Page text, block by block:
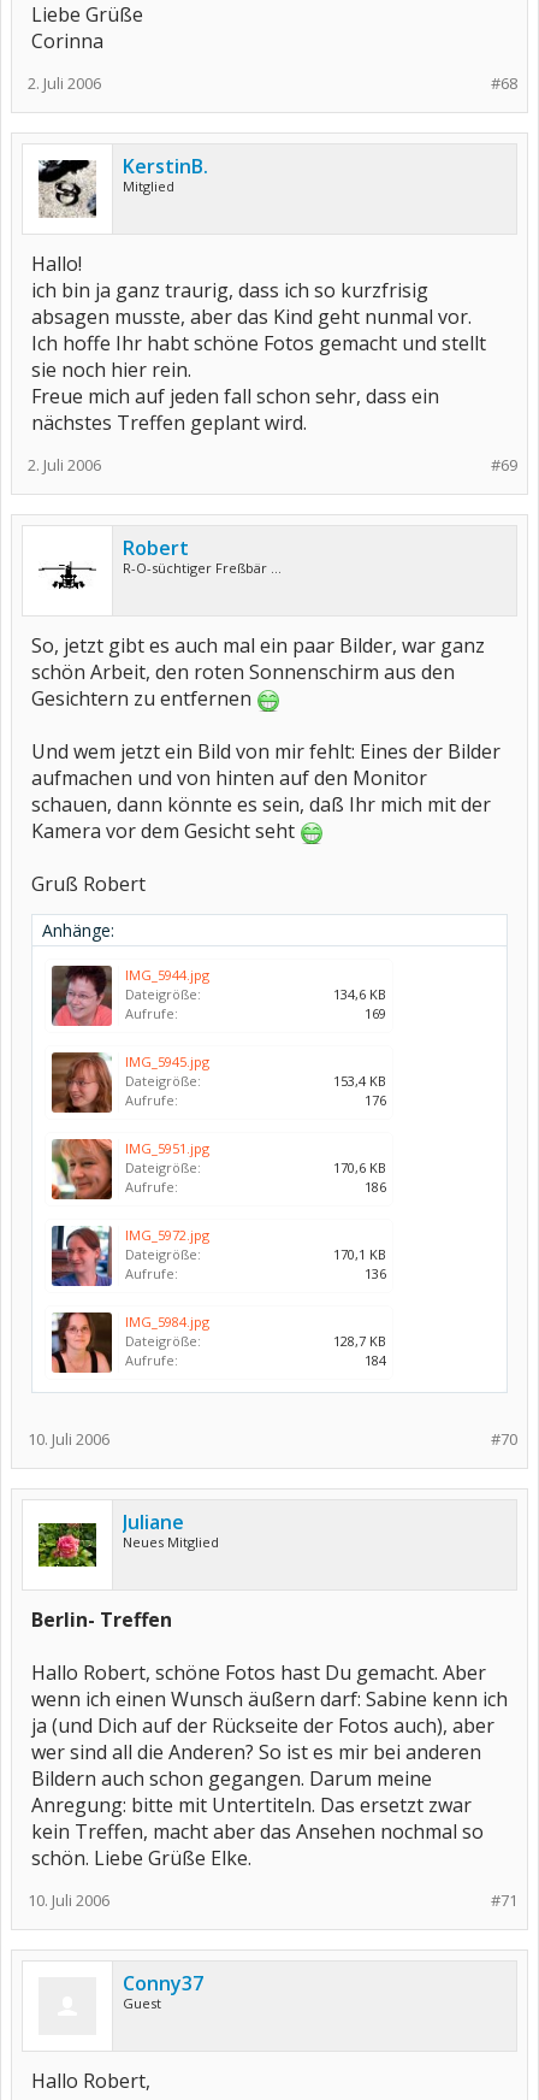
Liebe Grüße
Corinna
#68
2. Juli 2006
KerstinB.
Mitglied
Hallo!
ich bin ja ganz traurig, dass ich so kurzfrisig
absagen musste, aber das Kind geht nunmal vor.
Ich hoffe Ihr habt schöne Fotos gemacht und stellt
sie noch hier rein.
Freue mich auf jeden fall schon sehr, dass ein
nächstes Treffen geplant wird.
#69
2. Juli 2006
Robert
R-O-süchtiger Freßbär ...
So, jetzt gibt es auch mal ein paar Bilder, war ganz
schön Arbeit, den roten Sonnenschirm aus den
Gesichtern zu entfernen
Und wem jetzt ein Bild von mir fehlt: Eines der Bilder
aufmachen und von hinten auf den Monitor
schauen, dann könnte es sein, daß Ihr mich mit der
Kamera vor dem Gesicht seht
Gruß Robert
Anhänge:
IMG_5944.jpg
Dateigröße:
134,6 KB
Aufrufe:
169
IMG_5945.jpg
Dateigröße:
153,4 KB
Aufrufe:
176
IMG_5951.jpg
Dateigröße:
170,6 KB
Aufrufe:
186
IMG_5972.jpg
Dateigröße:
170,1 KB
Aufrufe:
136
IMG_5984.jpg
Dateigröße:
128,7 KB
Aufrufe:
184
#70
10. Juli 2006
Juliane
Neues Mitglied
Berlin- Treffen
Hallo Robert, schöne Fotos hast Du gemacht. Aber
wenn ich einen Wunsch äußern darf: Sabine kenn ich
ja (und Dich auf der Rückseite der Fotos auch), aber
wer sind all die Anderen? So ist es mir bei anderen
Bildern auch schon gegangen. Darum meine
Anregung: bitte mit Untertiteln. Das ersetzt zwar
kein Treffen, macht aber das Ansehen nochmal so
schön. Liebe Grüße Elke.
#71
10. Juli 2006
Conny37
Guest
Hallo Robert,